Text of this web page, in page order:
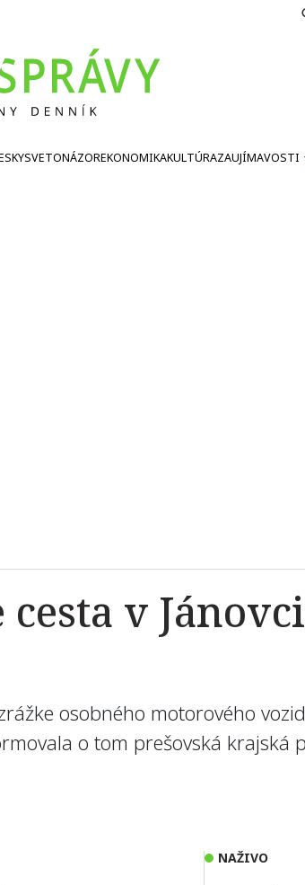
SVETONÁZOREKONOMIKAKULTÚRAZAUJÍMAVOSTI
v
osobného motorového
o tom prešovská krajská
NAŽIVO